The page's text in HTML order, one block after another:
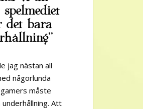
det bara
jag nästan all
någorlunda
måste
Att